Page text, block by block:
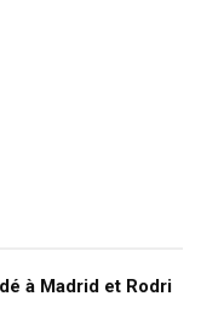
à Madrid et Rodri